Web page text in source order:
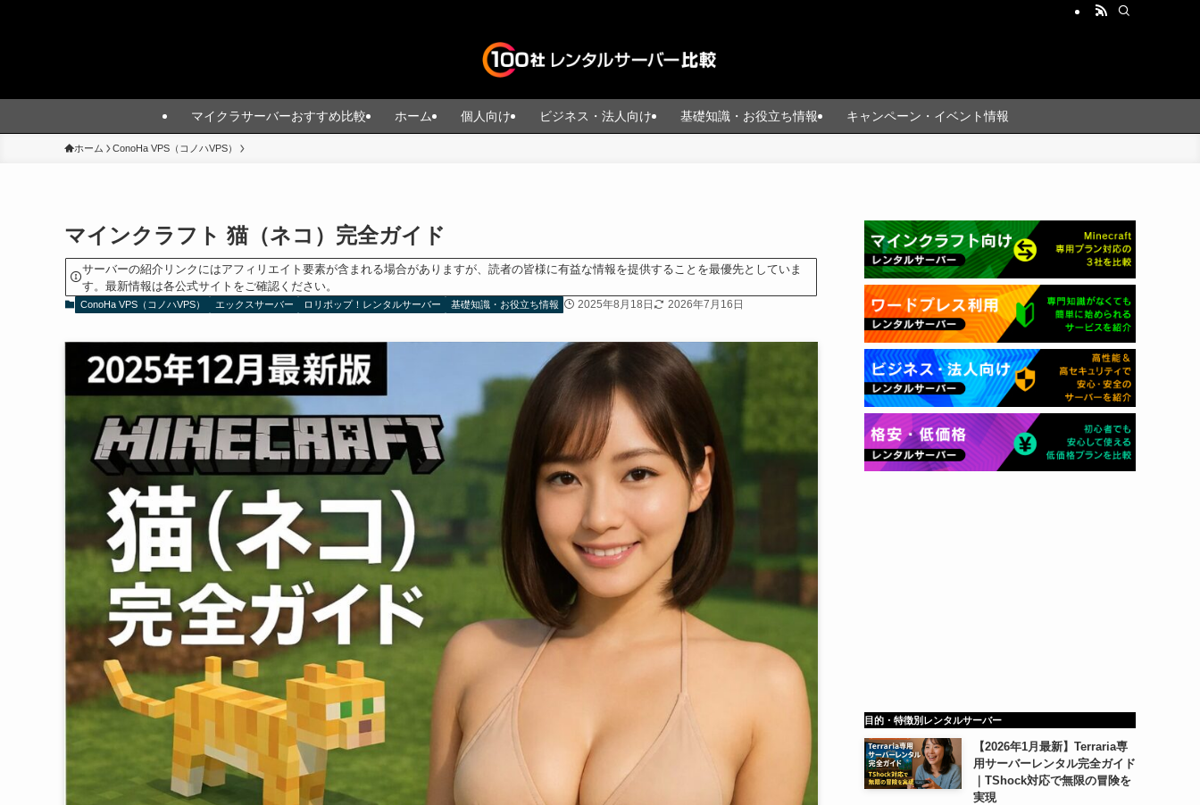
マイクラサーバーおすすめ比較 ホーム 個人向け ビジネス・法人向け 基礎知識・お役立ち情報 キャンペーン・イベント情報
ホーム ConoHa VPS（コノハVPS）
マインクラフト 猫（ネコ）完全ガイド
サーバーの紹介リンクにはアフィリエイト要素が含まれる場合がありますが、読者の皆様に有益な情報を提供することを最優先としていま
す。最新情報は各公式サイトをご確認ください。
ConoHa VPS（コノハVPS） エックスサーバー ロリポップ！レンタルサーバー 基礎知識・お役立ち情報 2025年8月18日 2026年7月16日
目的・特徴別レンタルサーバー
【2026年1月最新】Terraria専
用サーバーレンタル完全ガイド
｜TShock対応で無限の冒険を
実現